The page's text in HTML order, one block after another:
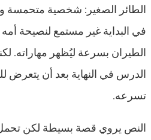
الطائر الصغير: شخصية متحمسة
في البداية غير مستمع لنصيحة
الطيران بسرعة ليُظهر مهاراته.
الدرس في النهاية بعد أن يتعرض
تسرعه.
النص يروي قصة بسيطة لكن